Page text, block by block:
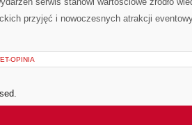
przyjęć i nowoczesnych atrakcji
OPINIA